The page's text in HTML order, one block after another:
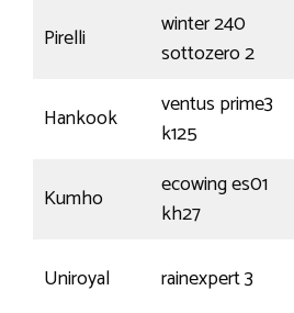
Pirelli
winter 240
sottozero 2
Hankook
ventus prime3
k125
Kumho
ecowing es01
kh27
Uniroyal rainexpert 3